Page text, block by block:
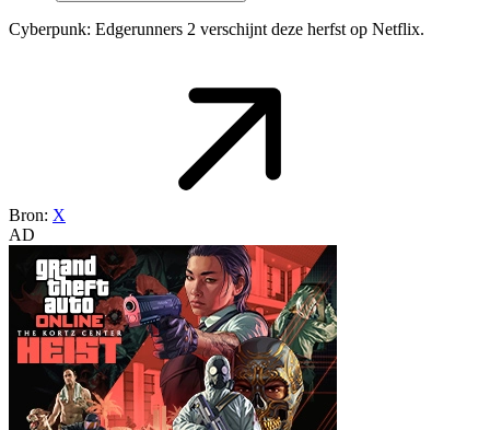
Cyberpunk: Edgerunners 2 verschijnt deze herfst op Netflix.
Bron: X
AD